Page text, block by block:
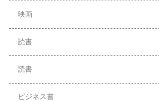
映画
読書
読書
ビジネス書